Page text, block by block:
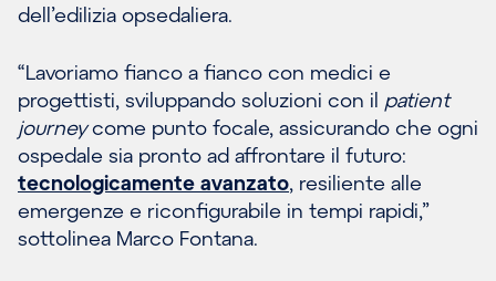
dell’edilizia opsedaliera.
“Lavoriamo fianco a fianco con medici e
progettisti, sviluppando soluzioni con il patient
journeycome punto focale, assicurando che ogni
ospedale sia pronto ad affrontare il futuro:
tecnologicamente avanzato, resiliente alle
emergenze e riconfigurabile in tempi rapidi,”
sottolinea Marco Fontana.